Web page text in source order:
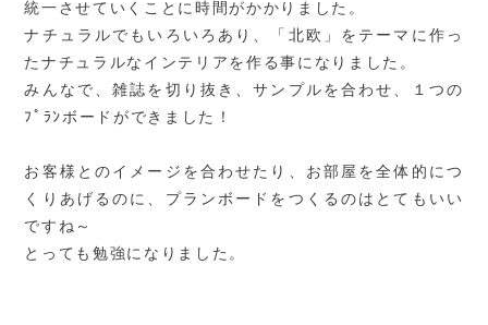
統一させていくことに時間がかかりました。
ナチュラルでもいろいろあり、「北欧」をテーマに作っ
たナチュラルなインテリアを作る事になりました。
みんなで、雑誌を切り抜き、サンプルを合わせ、１つの
ﾌﾟﾗﾝボードができました！
お客様とのイメージを合わせたり、お部屋を全体的につ
くりあげるのに、プランボードをつくるのはとてもいい
ですね～
とっても勉強になりました。